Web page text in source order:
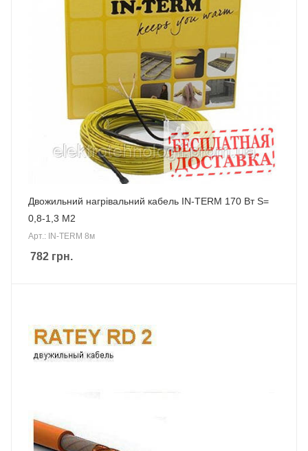
Двожильний нагрівальний кабель IN-TERM 170 Вт S=
0,8-1,3 М2
Арт.: IN-TERM 8м
782 грн.